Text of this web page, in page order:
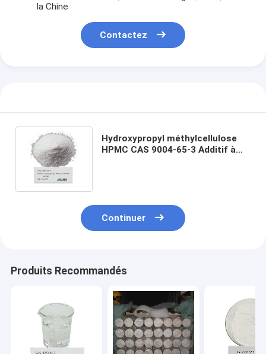
la Chine
Contactez
Hydroxypropyl méthylcellulose
HPMC CAS 9004-65-3 Additif à
Continuer
Produits Recommandés